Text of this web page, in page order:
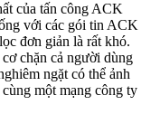
của tấn công ACK
với các gói tin ACK
đơn giản là rất khó.
chặn cả người dùng
ngặt có thể ảnh
một mạng công ty